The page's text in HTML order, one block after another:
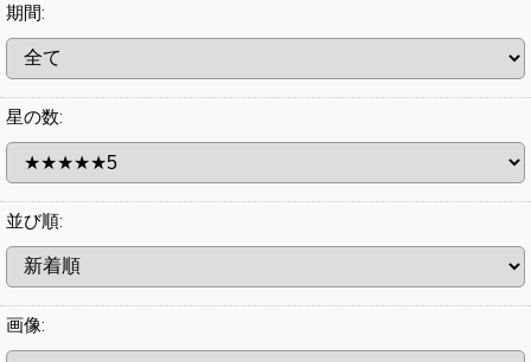
期間:
星の数:
並び順:
画像: